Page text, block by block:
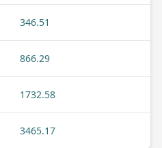
346.51
866.29
1732.58
3465.17